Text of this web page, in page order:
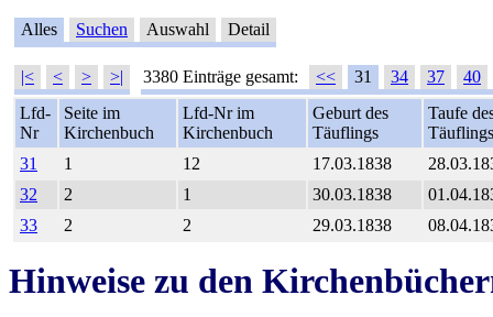
Alles Suchen Auswahl Detail
|< < > >| 3380 Einträge gesamt: << 31 34 37
40
Lfd-
Nr
Seite im
Kirchenbuch
Lfd-Nr im
Kirchenbuch
Geburt des
Täuflings
Taufe
Täuflings
31
1 12 17.03.1838
32
2 1 30.03.1838
33
2 2 29.03.1838
Hinweise zu den